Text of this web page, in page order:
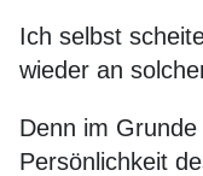
Ich selbst
wieder an
Denn im
Persönlichkeit